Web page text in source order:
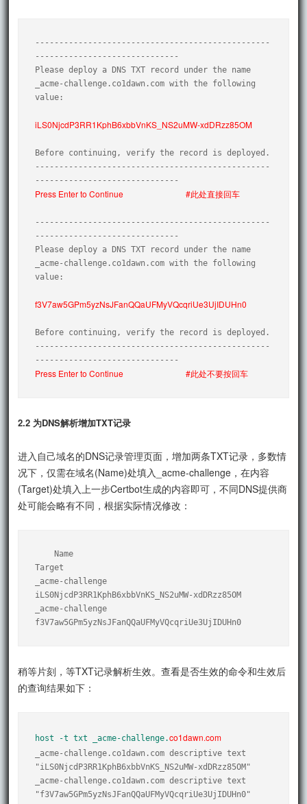
-------------------------------------------------
------------------------------
Please deploy a DNS TXT record under the name
_acme-challenge.co1dawn.com with the following
value:
iLS0NjcdP3RR1KphB6xbbVnKS_NS2uMW-xdDRzz85OM
Before continuing, verify the record is deployed.
-------------------------------------------------
Press Enter to Continue #此处直接回车
-------------------------------------------------
------------------------------
Please deploy a DNS TXT record under the name
_acme-challenge.co1dawn.com with the following
value:
f3V7aw5GPm5yzNsJFanQQaUFMyVQcqriUe3UjIDUHn0
Before continuing, verify the record is deployed.
-------------------------------------------------
Press Enter to Continue #此处不要按回车
2.2 为DNS解析增加TXT记录
进入自己域名的DNS记录管理页面，增加两条TXT记录，多数情
况下，仅需在域名(Name)处填入_acme-challenge，在内容
(Target)处填入上一步Certbot生成的内容即可，不同DNS提供商
处可能会略有不同，根据实际情况修改：
    Name
Target
_acme-challenge
iLS0NjcdP3RR1KphB6xbbVnKS_NS2uMW-xdDRzz85OM
_acme-challenge
f3V7aw5GPm5yzNsJFanQQaUFMyVQcqriUe3UjIDUHn0
稍等片刻，等TXT记录解析生效。查看是否生效的命令和生效后
的查询结果如下：
host -t txt _acme-challenge.
_acme-challenge.co1dawn.com descriptive text
"iLS0NjcdP3RR1KphB6xbbVnKS_NS2uMW-xdDRzz85OM"
_acme-challenge.co1dawn.com descriptive text
"f3V7aw5GPm5yzNsJFanQQaUFMyVQcqriUe3UjIDUHn0"